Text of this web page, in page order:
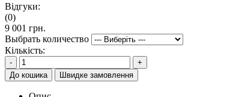
Відгуки:
(0)
9 001 грн.
Выбрать количество
Кількість:
-
+
До кошика
Швидке замовлення